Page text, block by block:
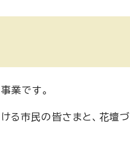
業です。
る市民の皆さまと、花壇づ